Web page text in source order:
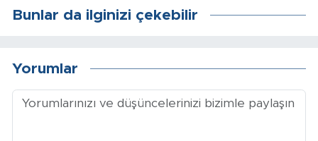
Bunlar da ilginizi çekebilir
Yorumlar